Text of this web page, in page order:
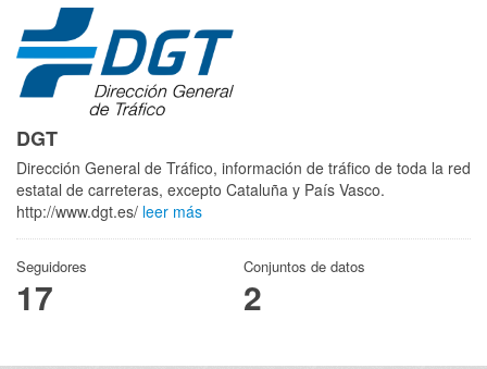
DGT
Dirección General de Tráfico, información de tráfico de toda la red
estatal de carreteras, excepto Cataluña y País Vasco.
http://www.dgt.es/ leer más
Seguidores
17
Conjuntos de datos
2